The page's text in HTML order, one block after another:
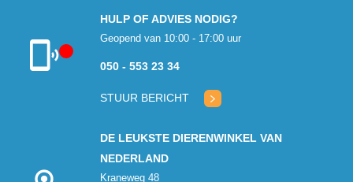
Klantenservice
HULP OF ADVIES NODIG?
Geopend van 10:00 - 17:00 uur
050 - 553 23 34
STUUR BERICHT
DE LEUKSTE DIERENWINKEL VAN
NEDERLAND
Kraneweg 48